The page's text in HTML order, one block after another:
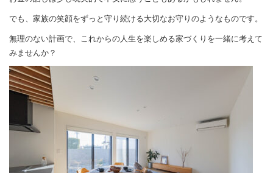
でも、家族の笑顔をずっと守り続ける大切なお守りのようなものです。
無理のない計画で、これからの人生を楽しめる家づくりを一緒に考えて
みませんか？